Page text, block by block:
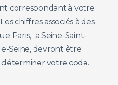
correspondant à votre
chiffres associés à des
Paris, la Seine-Saint-
Seine, devront être
votre code.